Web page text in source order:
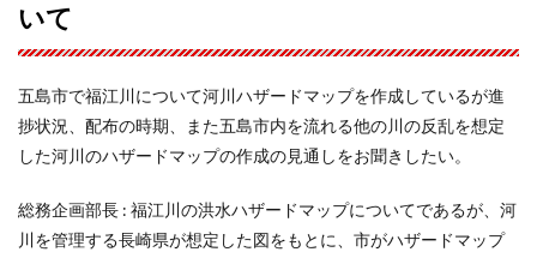
いて
五島市で福江川について河川ハザードマップを作成しているが進
捗状況、配布の時期、また五島市内を流れる他の川の反乱を想定
した河川のハザードマップの作成の見通しをお聞きしたい。
総務企画部長 : 福江川の洪水ハザードマップについてであるが、河
川を管理する長崎県が想定した図をもとに、市がハザードマップ